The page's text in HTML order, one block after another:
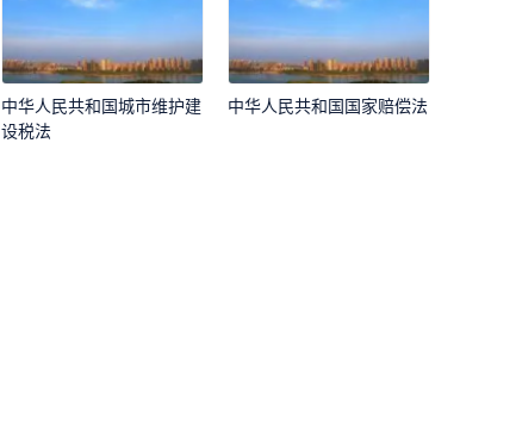
中华人民共和国城市维护建
设税法
中华人民共和国国家赔偿法